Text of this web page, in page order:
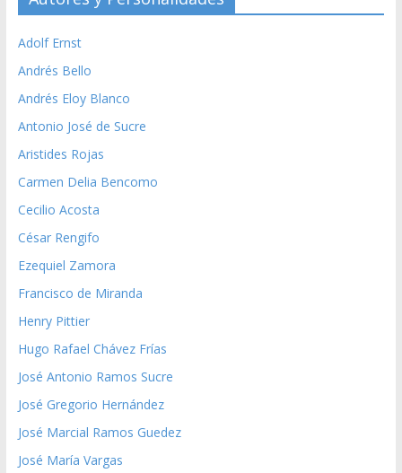
Adolf Ernst
Andrés Bello
Andrés Eloy Blanco
Antonio José de Sucre
Aristides Rojas
Carmen Delia Bencomo
Cecilio Acosta
César Rengifo
Ezequiel Zamora
Francisco de Miranda
Henry Pittier
Hugo Rafael Chávez Frías
José Antonio Ramos Sucre
José Gregorio Hernández
José Marcial Ramos Guedez
José María Vargas